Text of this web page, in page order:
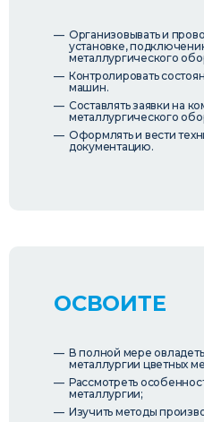
Организовывать и
установке,
металлургического
Контролировать
машин.
Составлять заявки на
металлургического
Оформлять и вести
документацию.
ОСВОИТЕ
В полной мере
металлургии цветных
Рассмотреть
металлургии;
Изучить методы